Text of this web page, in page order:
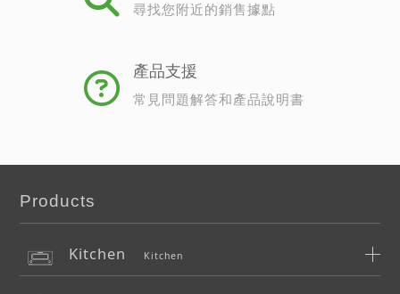
尋找您附近的銷售據點
產品支援
常見問題解答和產品說明書
Products
Kitchen Kitchen